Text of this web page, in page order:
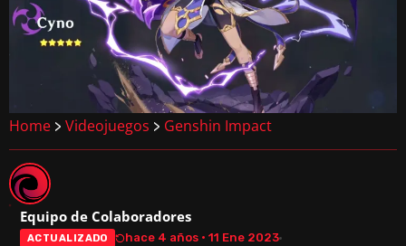
Home > Videojuegos > Genshin Impact
Equipo de Colaboradores
ACTUALIZADO
hace 4 años · 11 Ene 2023